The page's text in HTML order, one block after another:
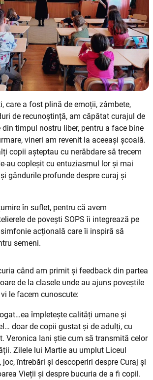
care a fost plină de emoții, zâmbete,
de recunoștință, am căpătat curajul de
timpul nostru liber, pentru a face bine
vineri am revenit la aceeași școală.
copii așteptau cu nerăbdare să trecem
au copleșit cu entuziasmul lor și mai
gândurile profunde despre curaj și
în suflet, pentru că avem
de povești SOPS îi integrează pe
acțională care îi inspiră să
semeni.
când am primit și feedback din partea
de la clasele unde au ajuns poveștile
le facem cunoscute:
împletește calități umane și
doar de copii gustat și de adulți, cu
Veronica Iani știe cum să transmită celor
Zilele lui Martie au umplut Liceul
întrebări și descoperiri despre Curaj și
Vieții și despre bucuria de a fi copil.